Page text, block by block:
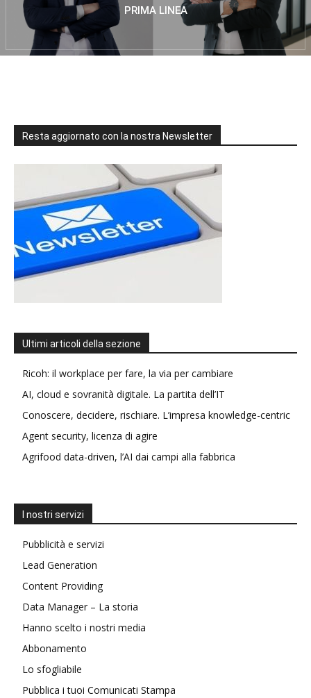
PRIMA LINEA
Resta aggiornato con la nostra Newsletter
Ultimi articoli della sezione
Ricoh: il workplace per fare, la via per cambiare
AI, cloud e sovranità digitale. La partita dell’IT
Conoscere, decidere, rischiare. L’impresa knowledge-centric
Agent security, licenza di agire
Agrifood data-driven, l’AI dai campi alla fabbrica
I nostri servizi
Pubblicità e servizi
Lead Generation
Content Providing
Data Manager – La storia
Hanno scelto i nostri media
Abbonamento
Lo sfogliabile
Pubblica i tuoi Comunicati Stampa